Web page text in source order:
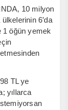
10 milyon
6’da
1 öğün yemek
TL ye
yıllarca